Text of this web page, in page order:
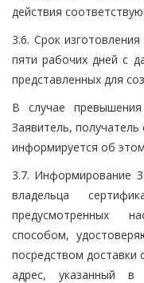
действия
3.6. Срок
пяти рабочих дней с
представленных для
В случае превышения
Заявитель,
информируется об
3.7. Информирование
владельца
предусмотренных
способом,
посредством
адрес, указанный